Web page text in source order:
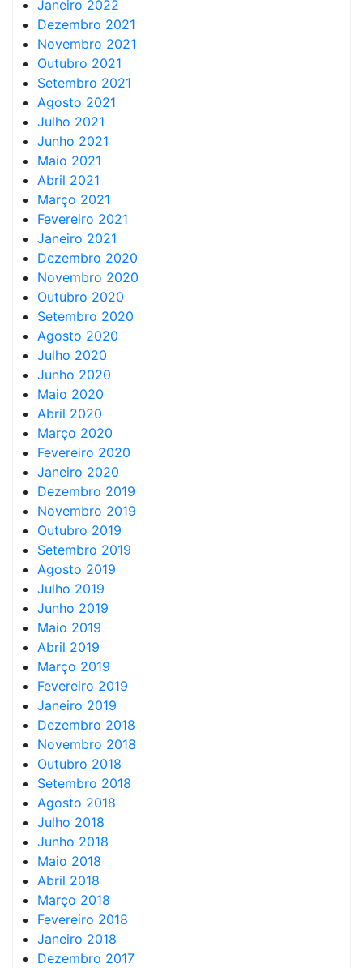
Janeiro 2022
Dezembro 2021
Novembro 2021
Outubro 2021
Setembro 2021
Agosto 2021
Julho 2021
Junho 2021
Maio 2021
Abril 2021
Março 2021
Fevereiro 2021
Janeiro 2021
Dezembro 2020
Novembro 2020
Outubro 2020
Setembro 2020
Agosto 2020
Julho 2020
Junho 2020
Maio 2020
Abril 2020
Março 2020
Fevereiro 2020
Janeiro 2020
Dezembro 2019
Novembro 2019
Outubro 2019
Setembro 2019
Agosto 2019
Julho 2019
Junho 2019
Maio 2019
Abril 2019
Março 2019
Fevereiro 2019
Janeiro 2019
Dezembro 2018
Novembro 2018
Outubro 2018
Setembro 2018
Agosto 2018
Julho 2018
Junho 2018
Maio 2018
Abril 2018
Março 2018
Fevereiro 2018
Janeiro 2018
Dezembro 2017